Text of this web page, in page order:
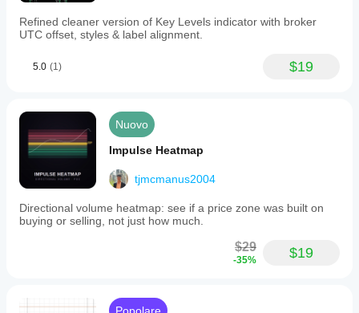
Refined cleaner version of Key Levels indicator with broker
UTC offset, styles & label alignment.
5.0 (1) $19
Nuovo
Impulse Heatmap
tjmcmanus2004
Directional volume heatmap: see if a price zone was built on
buying or selling, not just how much.
$29
-35% $19